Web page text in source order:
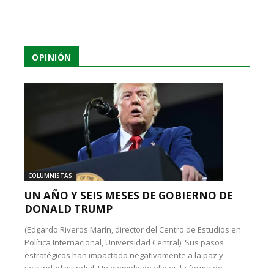
OPINIÓN
COLUMNISTAS
UN AÑO Y SEIS MESES DE GOBIERNO DE
DONALD TRUMP
(Edgardo Riveros Marín, director del Centro de Estudios en
Política Internacional, Universidad Central): Sus pasos
estratégicos han impactado negativamente a la paz y